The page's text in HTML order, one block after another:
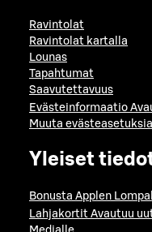
Ravintolat
Ravintolat kartalla
Lounas
Tapahtumat
Saavutettavuus
Evästeinformaatio
Muuta evästeasetuksia
Yleiset
Bonusta Applen
Lahjakortit Avautuu